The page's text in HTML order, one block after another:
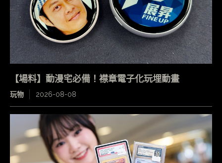
【場料】動漫宅必備！襟章電子化玩埋動畫
玩物 2026-08-08